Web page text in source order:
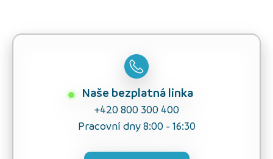
Naše bezplatná linka
+420 800 300 400
Pracovní dny 8:00 - 16:30